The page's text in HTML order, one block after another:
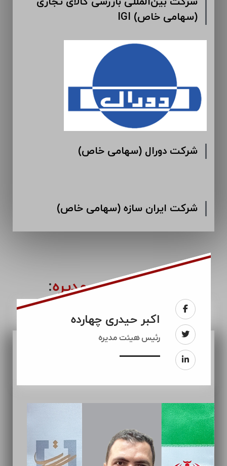
IGI (سهامی خاص)
شرکت دورال (سهامی خاص)
شرکت ایران سازه (سهامی خاص)
هیئت مدیره:
اکبر حیدری چهارده
رئيس هیئت مدیره